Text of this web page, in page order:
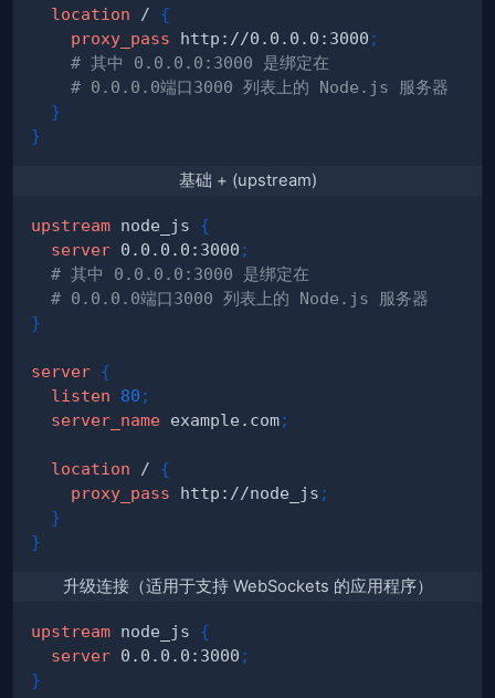
location /
{
proxy_pass http://0.0.0.0:3000 ;
# 其中 0.0.0.0:3000 是绑定在
# 0.0.0.0端口3000 列表上的 Node.js 服务器
}
}
基础 + (upstream)
upstream node_js
{
server 0.0.0.0:3000 ;
# 其中 0.0.0.0:3000 是绑定在
# 0.0.0.0端口3000 列表上的 Node.js 服务器
}
server {
listen
80 ;
server_name example.com;
location /
{
proxy_pass http://node_js ;
}
}
升级连接（适用于支持 WebSockets 的应用程序）
upstream node_js
{
server 0.0.0.0:3000 ;
}